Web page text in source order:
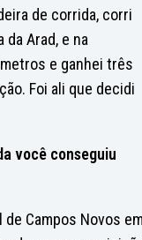
de corrida, corri
Arad, e na
e ganhei três
Foi ali que decidi
você conseguiu
de Campos Novos